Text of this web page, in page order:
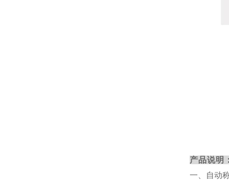
产品说明
一、自动